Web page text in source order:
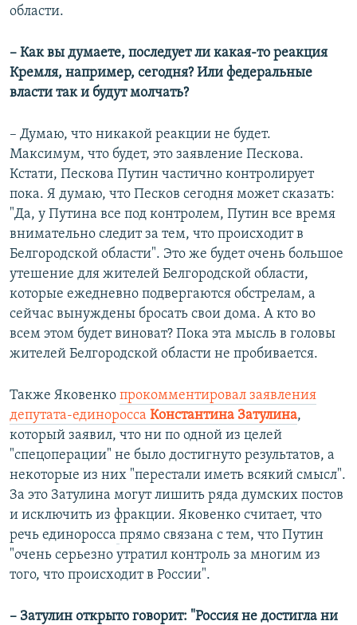
области.
– Как вы думаете, последует ли какая-то реакция
Кремля, например, сегодня? Или федеральные
власти так и будут молчать?
– Думаю, что никакой реакции не будет.
Максимум, что будет, это заявление Пескова.
Кстати, Пескова Путин частично контролирует
пока. Я думаю, что Песков сегодня может сказать:
"Да, у Путина все под контролем, Путин все время
внимательно следит за тем, что происходит в
Белгородской области". Это же будет очень большое
утешение для жителей Белгородской области,
которые ежедневно подвергаются обстрелам, а
сейчас вынуждены бросать свои дома. А кто во
всем этом будет виноват? Пока эта мысль в головы
жителей Белгородской области не пробивается.
Также Яковенко прокомментировал заявления
депутата-единоросса Константина Затулина,
который заявил, что ни по одной из целей
"спецоперации" не было достигнуто результатов, а
некоторые из них "перестали иметь всякий смысл".
За это Затулина могут лишить ряда думских постов
и исключить из фракции. Яковенко считает, что
речь единоросса прямо связана с тем, что Путин
"очень серьезно утратил контроль за многим из
того, что происходит в России".
– Затулин открыто говорит: "Россия не достигла ни